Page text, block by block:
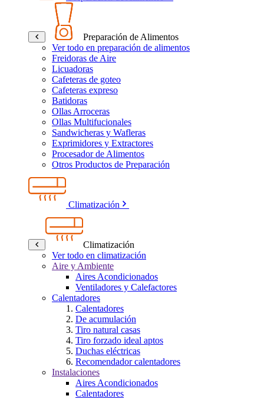
Preparación de Alimentos
Ver todo en preparación de alimentos
Freidoras de Aire
Licuadoras
Cafeteras de goteo
Cafeteras expreso
Batidoras
Ollas Arroceras
Ollas Multifucionales
Sandwicheras y Wafleras
Exprimidores y Extractores
Procesador de Alimentos
Otros Productos de Preparación
Climatización
Climatización
Ver todo en climatización
Aire y Ambiente
Aires Acondicionados
Ventiladores y Calefactores
Calentadores
Calentadores
De acumulación
Tiro natural casas
Tiro forzado ideal aptos
Duchas eléctricas
Recomendador calentadores
Instalaciones
Aires Acondicionados
Calentadores